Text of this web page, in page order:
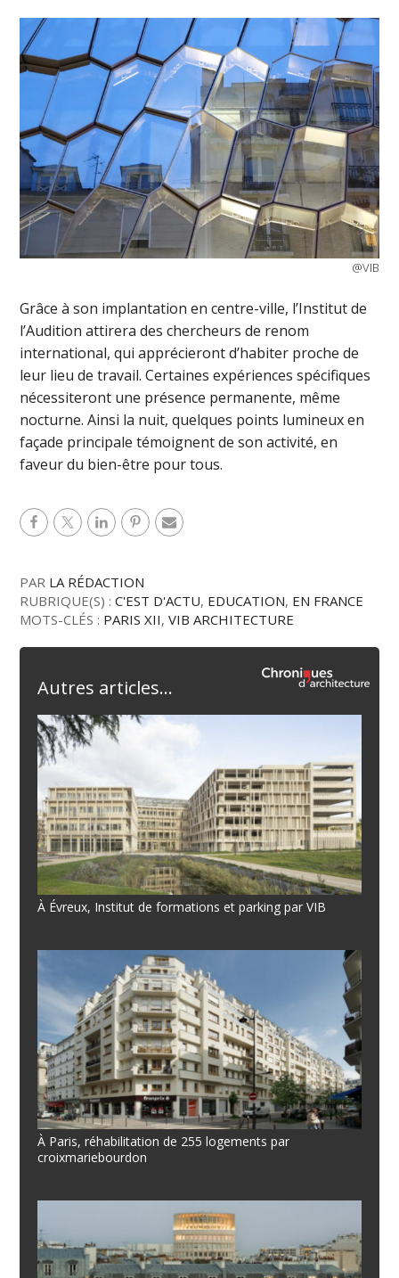
@VIB
Grâce à son implantation en centre-ville, l’Institut de
l’Audition attirera des chercheurs de renom
international, qui apprécieront d’habiter proche de
leur lieu de travail. Certaines expériences spécifiques
nécessiteront une présence permanente, même
nocturne. Ainsi la nuit, quelques points lumineux en
façade principale témoignent de son activité, en
faveur du bien-être pour tous.
PAR LA RÉDACTION
RUBRIQUE(S) :C'EST D'ACTU, EDUCATION, EN FRANCE
MOTS-CLÉS : PARIS XII,VIB ARCHITECTURE
Autres articles...
À Évreux, Institut de formations et parking par VIB
À Paris, réhabilitation de 255 logements par
croixmariebourdon